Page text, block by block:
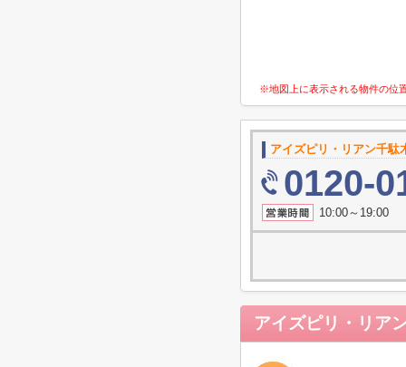
※地図上に表示される物件の位
アイズピリ・リアン千駄
0120-
10:00～19:00
アイズピリ・リア